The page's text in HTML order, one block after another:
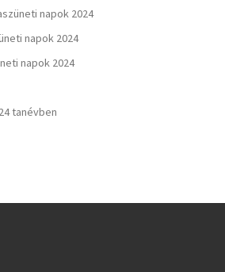
napok 2024
napok 2024
napok 2024
tanévben